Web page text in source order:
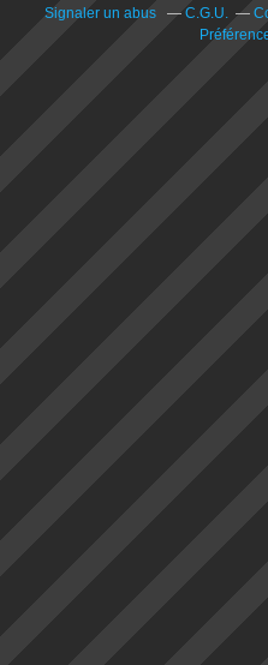
Signaler un abus C.G.U.